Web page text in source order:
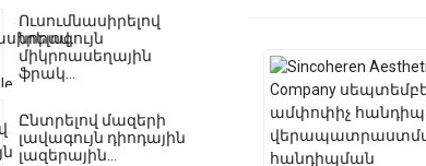
Ուսումնասիրելով
նորագույն
միկրոասեղային
ֆրակ...
Ընտրելով մազերի
լավագույն դիոդային
լազերային...